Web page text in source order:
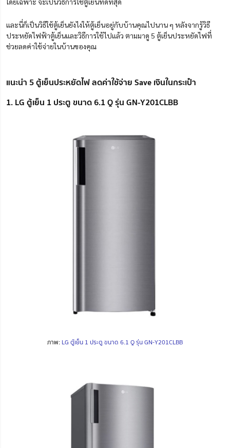
และนี่ก็เป็นวิธีใช้ตู้เย็นยังไงให้ตู้เย็นอยู่กับบ้านคุณไปนาน ๆ หลังจากรู้วิธี
ประหยัดไฟฟ้าตู้เย็นและวิธีการใช้ไปแล้ว ตามมาดู 5 ตู้เย็นประหยัดไฟที่
ช่วยลดค่าใช้จ่ายในบ้านของคุณ
แนะนำ 5 ตู้เย็นประหยัดไฟ ลดค่าใช้จ่าย Save เงินในกระเป๋า
1. LG ตู้เย็น 1 ประตู ขนาด 6.1 Q รุ่น GN-Y201CLBB
ภาพ: LG ตู้เย็น 1 ประตู ขนาด 6.1 Q รุ่น GN-Y201CLBB